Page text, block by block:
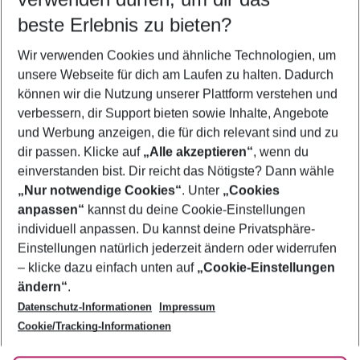
5-8 Nächte
2 Erwachsene Keine Kinder
Mehr Filter anzeigen
Footer
Footer navigation
Über uns
AGB
Bestpreisgarantie
Cookie-Einstellungen ändern
Cookie-Richtlinie
Agenturbetreuung
Barrierefreies Reisen
Folge uns
beste Erlebnis zu bieten?
Wir verwenden Cookies und ähnliche Technologien, um
unsere Webseite für dich am Laufen zu halten. Dadurch
können wir die Nutzung unserer Plattform verstehen und
verbessern, dir Support bieten sowie Inhalte, Angebote
und Werbung anzeigen, die für dich relevant sind und zu
dir passen. Klicke auf „Alle akzeptieren“, wenn du
einverstanden bist. Dir reicht das Nötigste? Dann wähle
„Nur notwendige Cookies“. Unter „Cookies
anpassen“ kannst du deine Cookie-Einstellungen
individuell anpassen. Du kannst deine Privatsphäre-
Einstellungen natürlich jederzeit ändern oder widerrufen
– klicke dazu einfach unten auf „Cookie-Einstellungen
ändern“.
Datenschutz-Informationen
Impressum
Cookie/Tracking-Informationen